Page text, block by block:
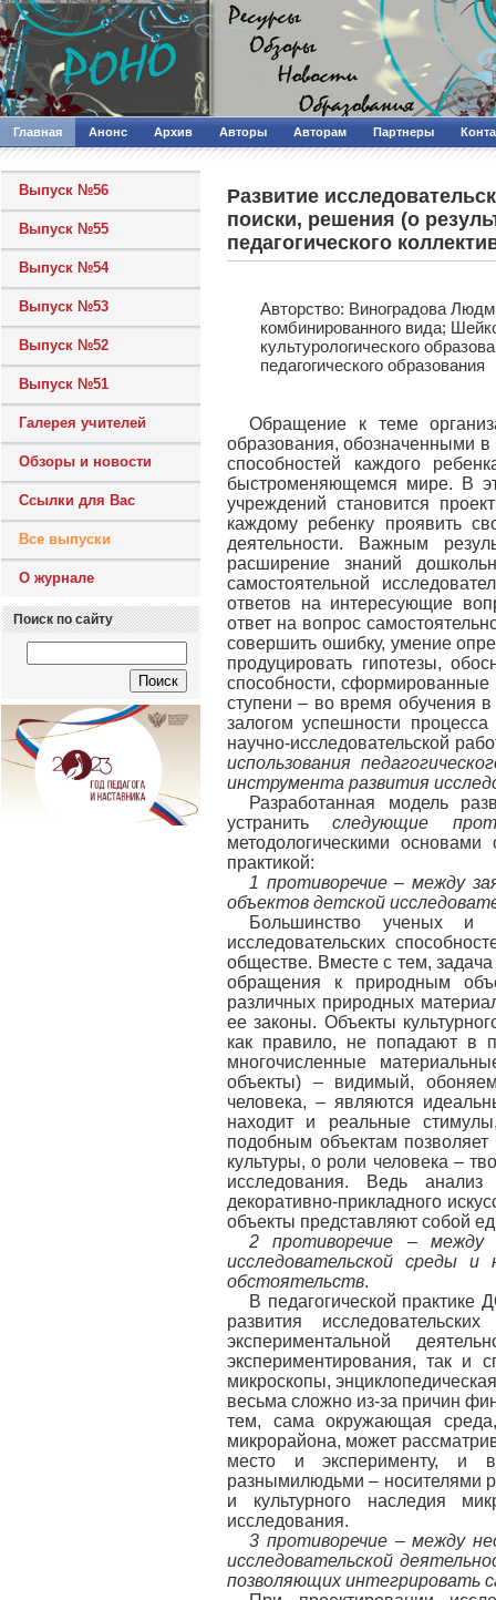
Главная Анонс Архив Авторы Авторам Партнеры
Выпуск №56
Выпуск №55
Выпуск №54
Выпуск №53
Выпуск №52
Выпуск №51
Галерея учителей
Обзоры и новости
Ссылки для Вас
Все выпуски
О журнале
Поиск по сайту
Развитие
поиски, решения (о
педагогического
Авторcтво: Виноградова
комбинированного вида;
культурологического
педагогического образования
Обращение к теме
образования, обозначенными
способностей каждого
быстроменяющемся мире. В
учреждений становится
каждому ребенку проявить
деятельности. Важным
расширение знаний
самостоятельной
ответов на интересующие
ответ на вопрос
совершить ошибку, умение
продуцировать гипотезы,
способности, сформированные
ступени – во время обучения
залогом успешности
научно-исследовательской
использования
инструмента развития
Разработанная модель
устранитьследующие
методологическими основами
практикой:
1 противоречие–между
объектов детской
Большинство ученых и
исследовательских
обществе. Вместе с тем,
обращения к природным
различных природных
ее законы. Объекты
как правило, не попадают в
многочисленные
объекты) – видимый,
человека, – являются
находит и реальные
подобным объектам позволяет
культуры, о роли человека –
исследования. Ведь анализ
декоративно-прикладного
объекты представляют собой
2 противоречие –между
исследовательской среды
обстоятельств.
В педагогической практике
развития
экспериментальной
экспериментирования, так и
микроскопы,
весьма сложно из-за причин
тем, сама окружающая
микрорайона, может
место и эксперименту, и
разнымилюдьми – носителями
и культурного наследия
исследования.
3 противоречие–между
исследовательской
позволяющих интегрировать